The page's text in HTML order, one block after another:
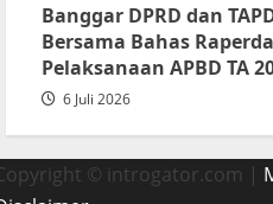
Banggar DPRD dan
Bersama Bahas
Pelaksanaan APBD TA
6 Juli 2026
© introgator.com |